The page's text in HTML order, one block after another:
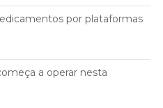
por plataformas
a operar nesta